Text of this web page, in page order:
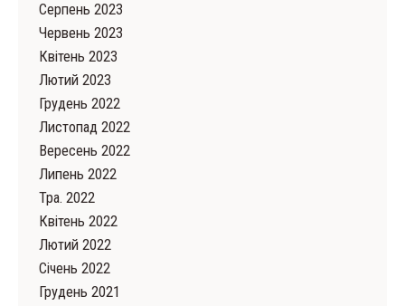
Серпень 2023
Червень 2023
Квітень 2023
Лютий 2023
Грудень 2022
Листопад 2022
Вересень 2022
Липень 2022
Тра. 2022
Квітень 2022
Лютий 2022
Cічень 2022
Грудень 2021